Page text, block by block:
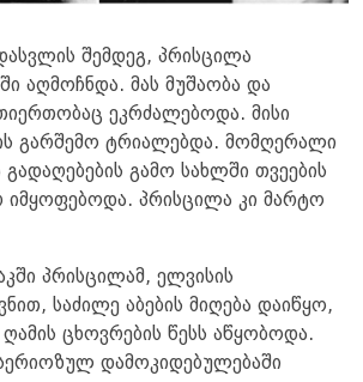
შემდეგ, პრისცილა
აღმოჩნდა. მას მუშაობა და
ეკრძალებოდა. მისი
გარშემო ტრიალებდა. მომღერალი
გამო სახლში თვეების
იმყოფებოდა. პრისცილა კი მარტო
პრისცილამ, ელვისის
საძილე აბების მიღება დაიწყო,
ცხოვრების წესს აწყობოდა.
დამოკიდებულებაში